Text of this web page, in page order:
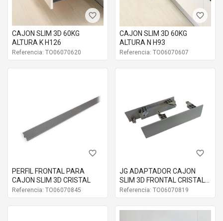
favorite_border
CAJON SLIM 3D 60KG
ALTURA K H126
Referencia: TO06070620
favorite_border
CAJON SLIM 3D 60KG
ALTURA N H93
Referencia: TO06070607
favorite_border
PERFIL FRONTAL PARA
CAJON SLIM 3D CRISTAL
Referencia: TO06070845
favorite_border
JG ADAPTADOR CAJON
SLIM 3D FRONTAL CRISTAL
ALT C 172
Referencia: TO06070819